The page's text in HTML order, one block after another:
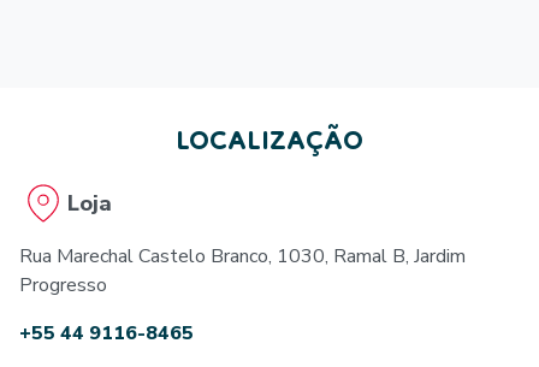
LOCALIZAÇÃO
Loja
Rua Marechal Castelo Branco, 1030, Ramal B, Jardim
Progresso
+55 44 9116-8465